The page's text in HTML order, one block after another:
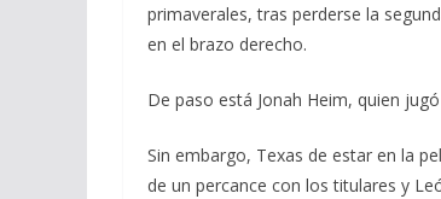
primaverales, tras perderse la
en el brazo derecho.
De paso está Jonah Heim, quien
Sin embargo, Texas de estar en la
de un percance con los titulares y